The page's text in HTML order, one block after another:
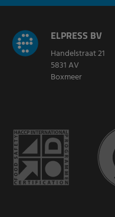
ELPRESS BV
Handelstraat 21
5831 AV
Boxmeer